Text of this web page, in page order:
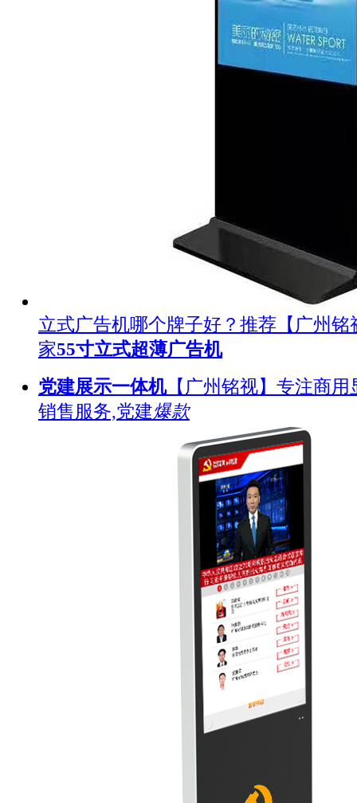
立式广告机哪个牌子好？推荐【广州铭
家55寸立式超薄广告机
党建展示一体机【广州铭视】专注商用
销售服务,党建爆款